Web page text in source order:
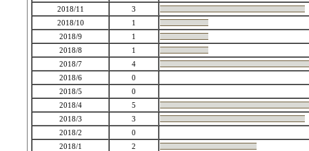
2018/11
3
2018/10
1
2018/9
1
2018/8
1
2018/7
4
2018/6
0
2018/5
0
2018/4
5
2018/3
3
2018/2
0
2018/1
2